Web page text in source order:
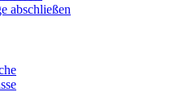
abschließen